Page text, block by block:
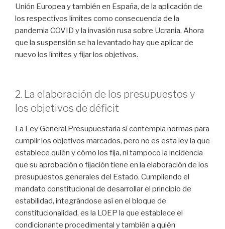
Unión Europea y también en España, de la aplicación de
los respectivos límites como consecuencia de la
pandemia COVID y la invasión rusa sobre Ucrania. Ahora
que la suspensión se ha levantado hay que aplicar de
nuevo los límites y fijar los objetivos.
2. La elaboración de los presupuestos y
los objetivos de déficit
La Ley General Presupuestaria sí contempla normas para
cumplir los objetivos marcados, pero no es esta ley la que
establece quién y cómo los fija, ni tampoco la incidencia
que su aprobación o fijación tiene en la elaboración de los
presupuestos generales del Estado. Cumpliendo el
mandato constitucional de desarrollar el principio de
estabilidad, integrándose así en el bloque de
constitucionalidad, es la LOEP la que establece el
condicionante procedimental y también a quién